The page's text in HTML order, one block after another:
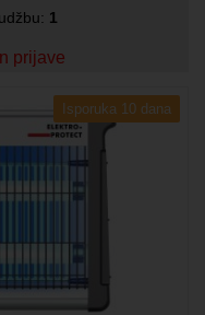
1
prijave
Isporuka 10 dana